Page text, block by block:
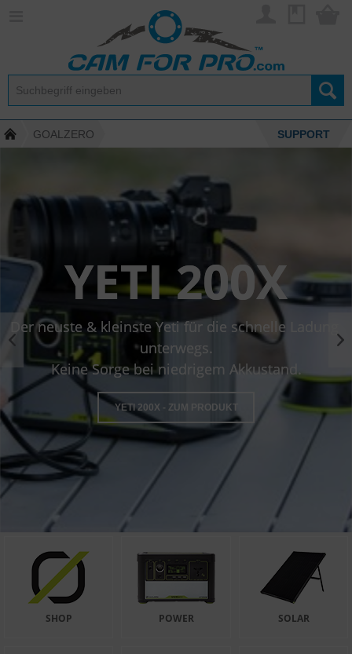
GOALZERO SUPPORT
YETI 200X
Der neuste & kleinste Yeti für die schnelle Ladung
unterwegs.
Keine Sorge bei niedrigem Akkustand.
YETI 200X - ZUM PRODUKT
SHOP POWER SOLAR